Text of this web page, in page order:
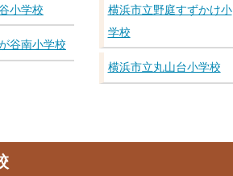
小学校
谷南小学校
横浜市立野庭すずかけ小
学校
横浜市立丸山台小学校